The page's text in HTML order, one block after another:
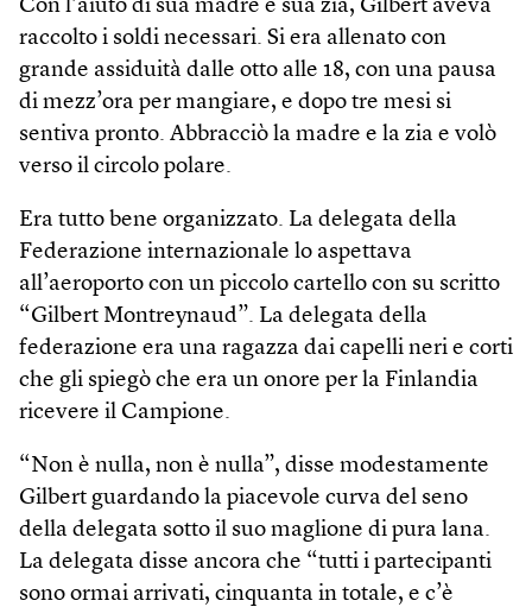
Con l’aiuto di sua madre e sua zia, Gilbert aveva
raccolto i soldi necessari. Si era allenato con
grande assiduità dalle otto alle 18, con una pausa
di mezz’ora per mangiare, e dopo tre mesi si
sentiva pronto. Abbracciò la madre e la zia e volò
verso il circolo polare.
Era tutto bene organizzato. La delegata della
Federazione internazionale lo aspettava
all’aeroporto con un piccolo cartello con su scritto
“Gilbert Montreynaud”. La delegata della
federazione era una ragazza dai capelli neri e corti
che gli spiegò che era un onore per la Finlandia
ricevere il Campione.
“Non è nulla, non è nulla”, disse modestamente
Gilbert guardando la piacevole curva del seno
della delegata sotto il suo maglione di pura lana.
La delegata disse ancora che “tutti i partecipanti
sono ormai arrivati, cinquanta in totale, e c’è